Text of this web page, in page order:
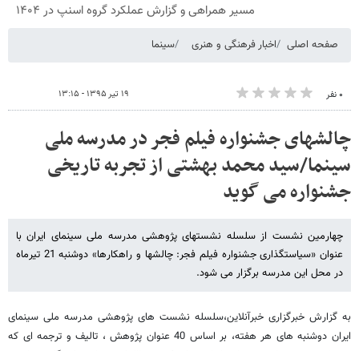
مسیر همراهی و گزارش عملکرد گروه اسنپ در ۱۴۰۴
صفحه اصلی اخبار فرهنگی و هنری سینما
۰ نفر ۱۹ تیر ۱۳۹۵ - ۱۳:۱۵
چالشهای جشنواره فیلم فجر در مدرسه ملی
سینما/سید محمد بهشتی از تجربه تاریخی
جشنواره می گوید
چهارمین نشست از سلسله نشست­های پژوهشی مدرسه ملی سینمای ایران با
عنوان «سیاستگذاری جشنواره فیلم فجر: چالش­ها و راهکارها» دوشنبه 21 تیرماه
در محل این مدرسه برگزار می­ شود.
به گزارش خبرگزاری خبرآنلاین،سلسله نشست های پژوهشی مدرسه ملی سینمای
ایران دوشنبه های هر هفته، بر اساس 40 عنوان پژوهش ، تالیف و ترجمه ای که